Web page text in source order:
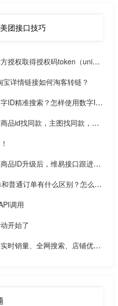
团接口技巧
授权取得授权码token（uniap
详情链接如何淘客转链？
ID精准搜索？怎样使用数字ID
品id找同款，主图找同款，SK
品ID升级后，维易接口跟进情
普通订单有什么区别？怎么区
尾款？预售中支付了定金的宝
调用
开始了
时销量、全网搜索、店铺优惠